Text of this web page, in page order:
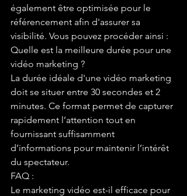
également être optimisée pour le
référencement afin d'assurer sa
visibilité. Vous pouvez procéder ainsi :
Quelle est la meilleure durée pour une
vidéo marketing ?
La durée idéale d'une vidéo marketing
doit se situer entre 30 secondes et 2
minutes. Ce format permet de capturer
rapidement l’attention tout en
fournissant suffisamment
d’informations pour maintenir l’intérêt
du spectateur.
FAQ :
Le marketing vidéo est-il efficace pour